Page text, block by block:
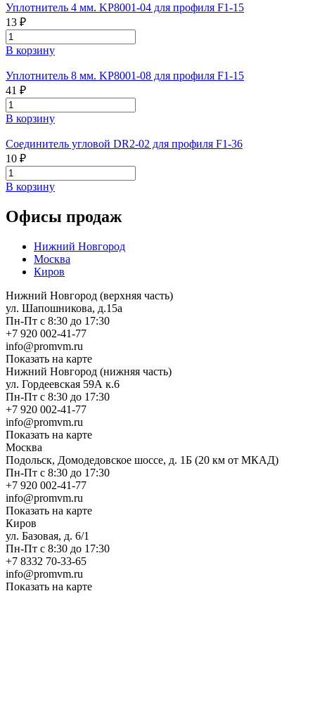
Уплотнитель 4 мм. KP8001-04 для профиля F1-15
13 ₽
В корзину
Уплотнитель 8 мм. KP8001-08 для профиля F1-15
41 ₽
В корзину
Соединитель угловой DR2-02 для профиля F1-36
10 ₽
В корзину
Офисы продаж
Нижний Новгород
Москва
Киров
Нижний Новгород (верхняя часть)
ул. Шапошникова, д.15а
Пн-Пт с 8:30 до 17:30
+7 920 002-41-77
info@promvm.ru
Показать на карте
Нижний Новгород (нижняя часть)
ул. Гордеевская 59А к.6
Пн-Пт с 8:30 до 17:30
+7 920 002-41-77
info@promvm.ru
Показать на карте
Москва
Подольск, Домодедовское шоссе, д. 1Б (20 км от МКАД)
Пн-Пт с 8:30 до 17:30
+7 920 002-41-77
info@promvm.ru
Показать на карте
Киров
ул. Базовая, д. 6/1
Пн-Пт с 8:30 до 17:30
+7 8332 70-33-65
info@promvm.ru
Показать на карте